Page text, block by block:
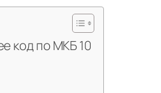
код по МКБ 10